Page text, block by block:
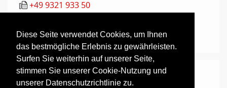
Diese Seite verwendet Cookies, um Ihnen
das bestmögliche Erlebnis zu gewährleisten.
Surfen Sie weiterhin auf unserer Seite,
stimmen Sie unserer Cookie-Nutzung und
unserer Datenschutzrichtlinie zu.
+49 9321 933 50
www.seiler-pianos.de
Geschäftsleitung